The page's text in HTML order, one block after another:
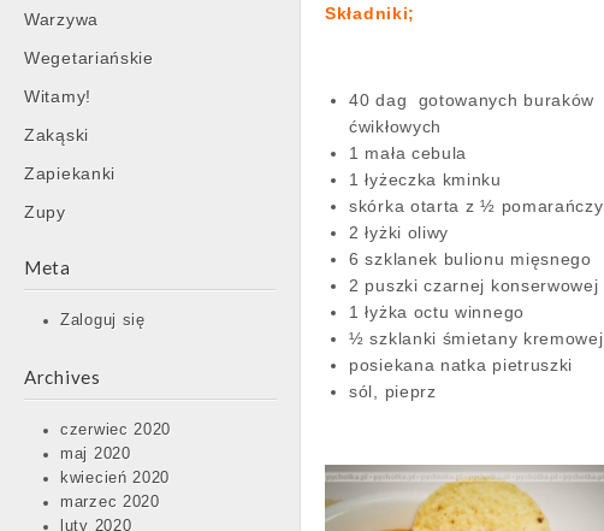
Warzywa
Wegetariańskie
Witamy!
Zakąski
Zapiekanki
Zupy
Meta
Zaloguj się
Archives
czerwiec 2020
maj 2020
kwiecień 2020
marzec 2020
luty 2020
Składniki;
40 dag gotowanych buraków
ćwikłowych
1 mała cebula
1 łyżeczka kminku
skórka otarta z ½ pomarańczy
2 łyżki oliwy
6 szklanek bulionu mięsnego
2 puszki czarnej konserwowej
1 łyżka octu winnego
½ szklanki śmietany kremowej
posiekana natka pietruszki
sól, pieprz